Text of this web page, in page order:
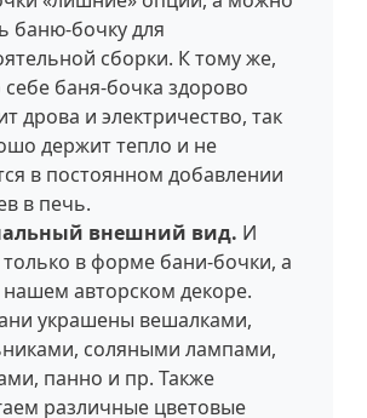
баню-бочку для
сборки. К тому же,
баня-бочка здорово
дрова и электричество, так
держит тепло и не
в постоянном добавлении
в печь.
внешний вид. И
в форме бани-бочки, а
авторском декоре.
украшены вешалками,
соляными лампами,
панно и пр. Также
различные цветовые